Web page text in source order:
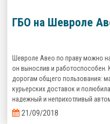
ГБО на Шевроле
Шевроле Авео по праву можно
он вынослив и
дорогам общего пользования:
курьерских доставок и
надежный и неприхотливый
его эксплуатацию еще более
газобаллонного оборудования,
21/09/2018